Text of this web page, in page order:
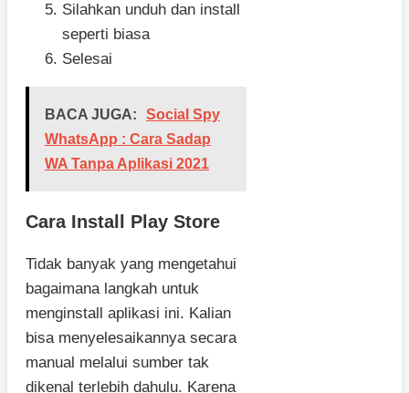
Silahkan unduh dan install
seperti biasa
Selesai
BACA JUGA:
Social Spy
WhatsApp : Cara Sadap
WA Tanpa Aplikasi 2021
Cara Install Play Store
Tidak banyak yang mengetahui
bagaimana langkah untuk
menginstall aplikasi ini. Kalian
bisa menyelesaikannya secara
manual melalui sumber tak
dikenal terlebih dahulu. Karena